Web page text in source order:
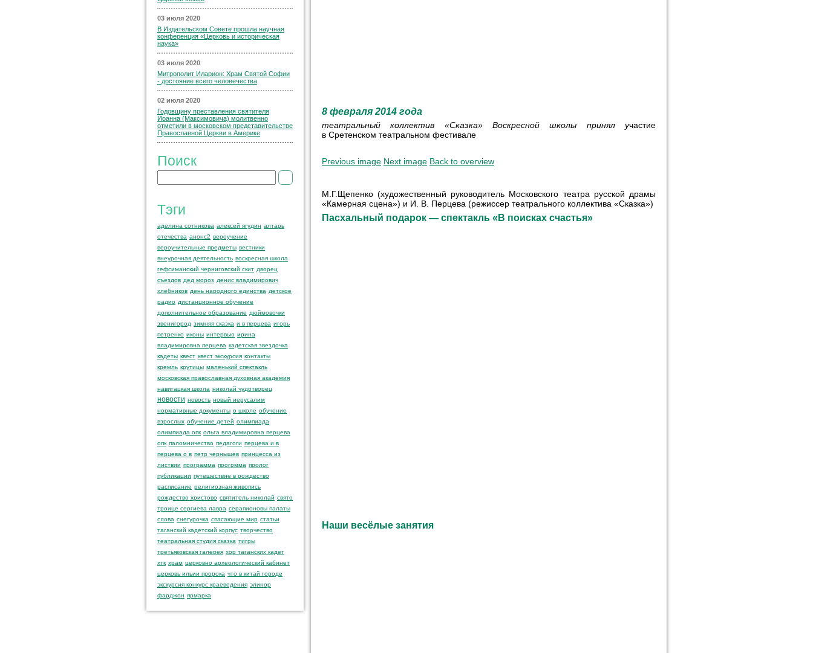
03 июля 2020
В Издательском Совете прошла научная
конференция «Церковь и историческая
наука»
03 июля 2020
Митрополит Иларион: Храм Святой Софии
- достояние всего человечества
02 июля 2020
Годовщину преставления святителя
Иоанна (Максимовича) молитвенно
отметили в московском представительстве
Православной Церкви в Америке
Поиск
Тэги
аделина сотникова алексей ягудин алтарь
отечества анонс2 вероучение
вероучительные предметы вестники
внеурочная деятельность воскресная школа
гефсиманский черниговский скит дворец
съездов дед мороз денис владимирович
хлебников день народного единства детское
радио дистанционное обучение
дополнительное образование дюймовочки
звенигород зимняя сказка и в перцева игорь
петренко иконы интервью ирина
владимировна перцева кадетская звездочка
кадеты квест квест экскурсия контакты
кремль крутицы маленький спектакль
московская православная духовная академия
навигацкая школа николай чудотворец
новости новость новый иерусалим
нормативные документы о школе обучение
взрослых обучение детей олимпиада
олимпиада опк ольга владимировна перцева
опк паломничество педагоги перцева и в
перцева о в петр чернышев принцесса из
листвии программа прогрмма пролог
публикации путешествие в рождество
расписание религиозная живопись
рождество христово святитель николай свято
троице сергиева лавра серапионовы палаты
слова снегурочка спасающие мир статьи
таганский кадетский корпус творчество
театральная студия сказка тигры
третьяковская галерея хор таганских кадет
хтк храм церковно археологический кабинет
церковь ильии пророка что в китай городе
экскурсия конкурс краеведения элинор
фарджон ярмарка
8 февраля 2014 года
театральный коллектив «Сказка» Воскресной школы принялучастие
в Сретенском театральном фестивале
Previous image Next image Back to overview
М.Г.Щепенко (художественный руководитель Московского театра русской драмы
«Камерная сцена») и И. В. Перцева (режиссер театрального коллектива «Сказка»)
Пасхальный подарок — спектакль «В поисках счастья»
Наши весёлые занятия